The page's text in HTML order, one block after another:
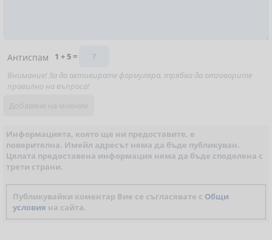
Антиспам
1 + 5 =
Внимание! За да активирате формуляра, трябва да отговорите
правилно на въпроса!
Информацията, която ще ни предоставите, е
поверителна. Имейл адресът няма да бъде публикуван.
Цялата предоставена информация няма да бъде споделена с
трети страни.
Публикувайки коментар Вие се съгласявате с Общи
условия на сайта.